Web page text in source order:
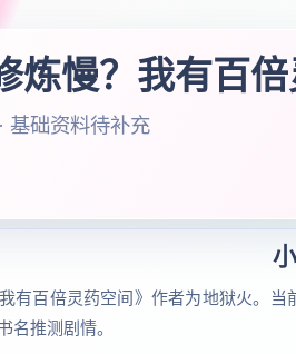
炼慢？我有百倍
基础资料待补充
我有百倍灵药空间》作者为地狱火。
名推测剧情。